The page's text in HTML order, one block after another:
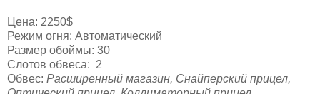
Цена: 2250$
Режим огня: Автоматический
Размер обоймы: 30
Слотов обвеса: 2
Обвес: Расширенный магазин, Снайперский прицел,